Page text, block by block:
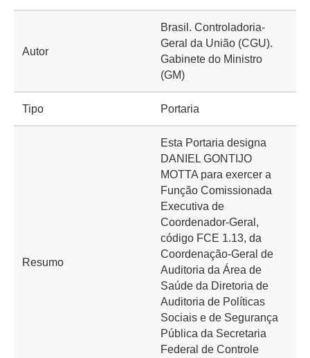
Autor
Brasil. Controladoria-
Geral da União (CGU).
Gabinete do Ministro
(GM)
Tipo Portaria
Resumo
Esta Portaria designa
DANIEL GONTIJO
MOTTA para exercer a
Função Comissionada
Executiva de
Coordenador-Geral,
código FCE 1.13, da
Coordenação-Geral de
Auditoria da Área de
Saúde da Diretoria de
Auditoria de Políticas
Sociais e de Segurança
Pública da Secretaria
Federal de Controle